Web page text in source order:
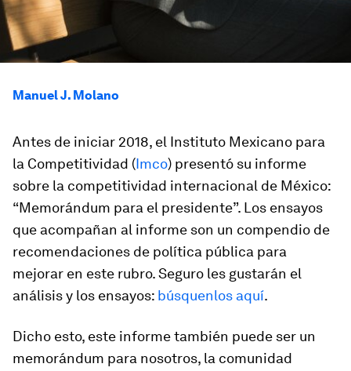
Manuel J. Molano
Antes de iniciar 2018, el Instituto Mexicano para
la Competitividad (Imco) presentó su informe
sobre la competitividad internacional de México:
“Memorándum para el presidente”. Los ensayos
que acompañan al informe son un compendio de
recomendaciones de política pública para
mejorar en este rubro. Seguro les gustarán el
análisis y los ensayos: búsquenlos aquí.
Dicho esto, este informe también puede ser un
memorándum para nosotros, la comunidad